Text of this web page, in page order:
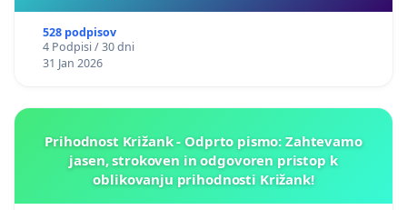
528 podpisov
4 Podpisi / 30 dni
31 Jan 2026
Prihodnost Križank - Odprto pismo: Zahtevamo
jasen, strokoven in odgovoren pristop k
oblikovanju prihodnosti Križank!